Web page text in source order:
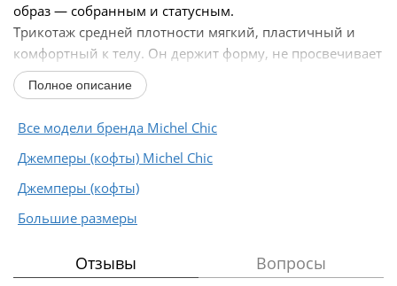
образ — собранным и статусным.
Трикотаж средней плотности мягкий, пластичный и
комфортный к телу. Он держит форму, не просвечивает
и не теряет аккуратный...
Полное описание
Все модели бренда Michel Chic
Джемперы (кофты) Michel Chic
Джемперы (кофты)
Большие размеры
Отзывы Вопросы